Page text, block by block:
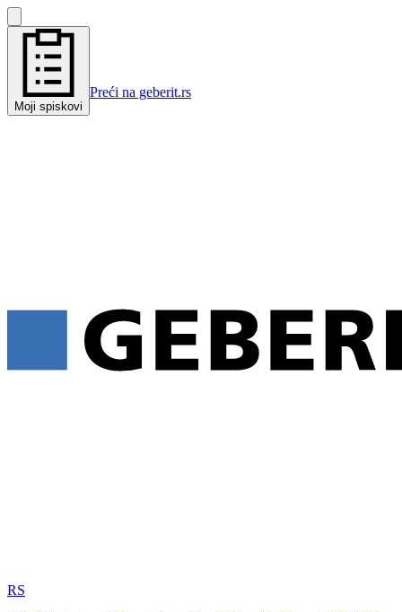
Moji spiskovi
Preći na geberit.rs
RS